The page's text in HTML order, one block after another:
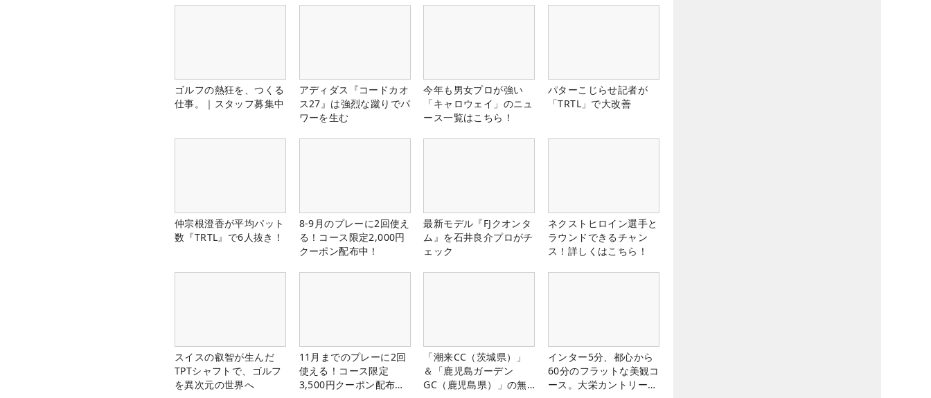
ゴルフの熱狂を、つくる
仕事。｜スタッフ募集中
アディダス『コードカオ
ス27』は強烈な蹴りでパ
ワーを生む
今年も男女プロが強い
「キャロウェイ」のニュ
ース一覧はこちら！
パターこじらせ記者が
「TRTL」で大改善
仲宗根澄香が平均パット
数『TRTL』で6人抜き！
8-9月のプレーに2回使え
る！コース限定2,000円
クーポン配布中！
最新モデル『FJクオンタ
ム』を石井良介プロがチ
ェック
ネクストヒロイン選手と
ラウンドできるチャン
ス！詳しくはこちら！
スイスの叡智が生んだ
TPTシャフトで、ゴルフ
を異次元の世界へ
11月までのプレーに2回
使える！コース限定
3,500円クーポン配布
「潮来CC（茨城県）」
＆「鹿児島ガーデン
GC（鹿児島県）」の無
インター5分、都心から
60分のフラットな美観コ
ース。大栄カントリー俱